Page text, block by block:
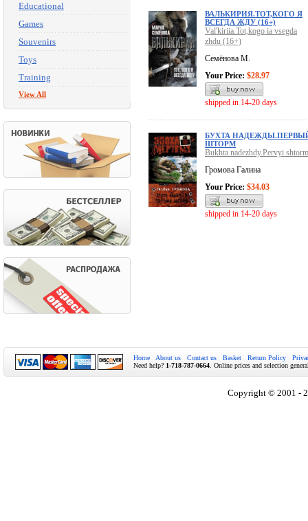
Educational
Games
Souvenirs
Toys
Training
View All
ВАЛЬКИРИЯ.ТОТ,КОГО Я
ВСЕГДА ЖДУ (16+)
Val'kiriia.Tot,kogo ia vsegda
zhdu (16+)
Семёнова М.
Your Price: $28.97
shipped in 14-20 days
БУХТА
ШТОРМ
Bukhta nadezhdy.Pervyi shtorm
Громова Галина
Your Price: $34.03
shipped in 14-20 days
Home About us Contact us Basket Return Policy
Need help? 1-718-787-0664 . Online prices and selection
Copyright © 2001 -